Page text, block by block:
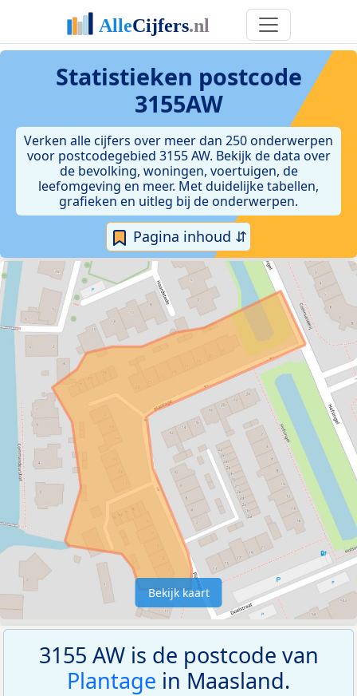
Statistieken postcode
3155AW
Verken alle cijfers over meer dan 250 onderwerpen
voor postcodegebied 3155 AW. Bekijk de data over
de bevolking, woningen, voertuigen, de
leefomgeving en meer. Met duidelijke tabellen,
grafieken en uitleg bij de onderwerpen.
Pagina inhoud ⇵
Bekijk kaart
3155 AW is de postcode van
Plantage in Maasland.